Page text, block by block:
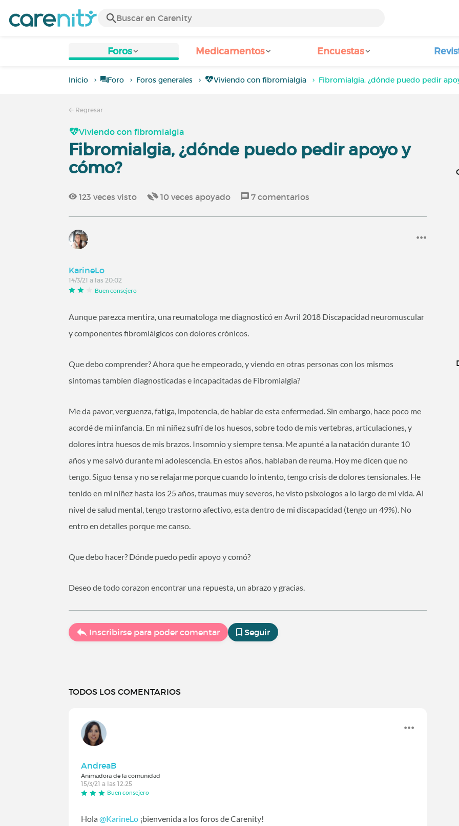
Foros Medicamentos Encuestas
Inicio Foro Foros generales Viviendo con fibromialgia Fibromialgia, ¿dónde puedo pedir
Regresar
Viviendo con fibromialgia
Fibromialgia, ¿dónde puedo pedir apoyo y
cómo?
123 veces visto 10 veces apoyado 7 comentarios
KarineLo
14/3/21 a las 20:02
Buen consejero
Aunque parezca mentira, una reumatologa me diagnosticó en Avril 2018 Discapacidad neuromuscular
y componentes fibromiálgicos con dolores crónicos.
Que debo comprender? Ahora que he empeorado, y viendo en otras personas con los mismos
sintomas tambíen diagnosticadas e incapacitadas de Fibromialgia?
Me da pavor, verguenza, fatiga, impotencia, de hablar de esta enfermedad. Sin embargo, hace poco me
acordé de mi infancia. En mi niñez sufrí de los huesos, sobre todo de mis vertebras, articulaciones, y
dolores intra huesos de mis brazos. Insomnio y siempre tensa. Me apunté a la natación durante 10
años y me salvó durante mi adolescencia. En estos años, hablaban de reuma. Hoy me dicen que no
tengo. Siguo tensa y no se relajarme porque cuando lo intento, tengo crisis de dolores tensionales. He
tenido en mi niñez hasta los 25 años, traumas muy severos, he visto psixologos a lo largo de mi vida. Al
nivel de salud mental, tengo trastorno afectivo, esta dentro de mi discapacidad (tengo un 49%). No
entro en detalles porque me canso.
Que debo hacer? Dónde puedo pedir apoyo y comó?
Deseo de todo corazon encontrar una repuesta, un abrazo y gracias.
Inscribirse para poder comentar Seguir
TODOS LOS COMENTARIOS
AndreaB
Animadora de la comunidad
15/3/21 a las 12:25
Buen consejero
Hola@KarineLo ‍ ¡bienvenida a los foros de Carenity!